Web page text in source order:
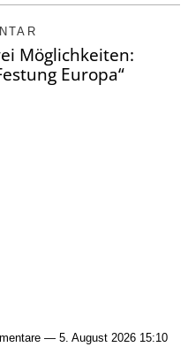
Möglichkeiten:
Europa“
— 5. August 2026 15:10